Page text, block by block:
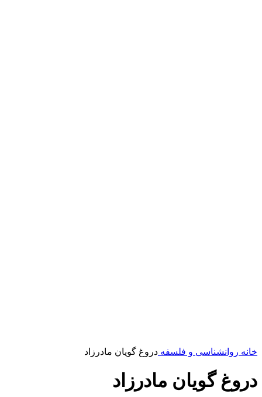
خانه روانشناسی و فلسفه دروغ گویان مادرزاد
دروغ گویان مادرزاد